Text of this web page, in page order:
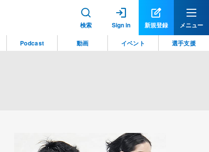
検索 Sign in 新規登録 メニュー
Podcast 動画 イベント 選手支援